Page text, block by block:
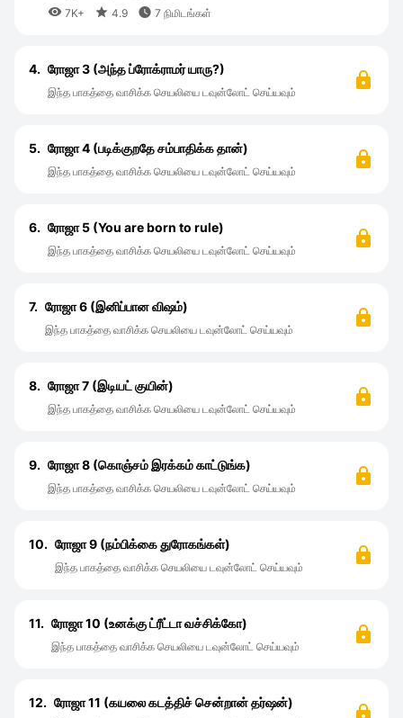
 7K+  4.9  7 நிமிடங்கள்
4. ரோஜா 3 (அந்த ப்ரோக்ராமர் யாரு?)
இந்த பாகத்தை வாசிக்க செயலியை டவுன்லோட் செய்யவும்
5. ரோஜா 4 (படிக்குறதே சம்பாதிக்க தான்)
இந்த பாகத்தை வாசிக்க செயலியை டவுன்லோட் செய்யவும்
6. ரோஜா 5 (You are born to rule)
இந்த பாகத்தை வாசிக்க செயலியை டவுன்லோட் செய்யவும்
7. ரோஜா 6 (இனிப்பான விஷம்)
இந்த பாகத்தை வாசிக்க செயலியை டவுன்லோட் செய்யவும்
8. ரோஜா 7 (இடியட் குயின்)
இந்த பாகத்தை வாசிக்க செயலியை டவுன்லோட் செய்யவும்
9. ரோஜா 8 (கொஞ்சம் இரக்கம் காட்டுங்க)
இந்த பாகத்தை வாசிக்க செயலியை டவுன்லோட் செய்யவும்
10. ரோஜா 9 (நம்பிக்கை துரோகங்கள்)
இந்த பாகத்தை வாசிக்க செயலியை டவுன்லோட் செய்யவும்
11. ரோஜா 10 (உனக்கு ட்ரீட்டா வச்சிக்கோ)
இந்த பாகத்தை வாசிக்க செயலியை டவுன்லோட் செய்யவும்
12. ரோஜா 11 (கயலை கடத்திச் சென்றான் தர்ஷன்)